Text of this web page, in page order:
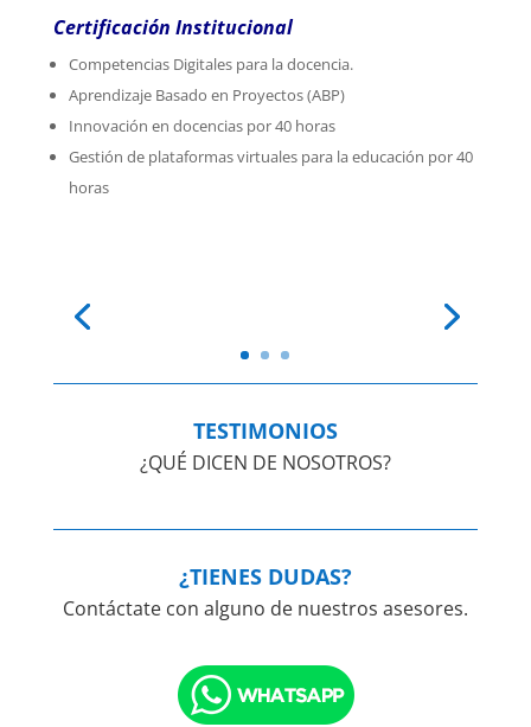
Certificación Institucional
Competencias Digitales para la docencia.
Aprendizaje Basado en Proyectos (ABP)
Innovación en docencias por 40 horas
Gestión de plataformas virtuales para la educación por 40
horas
TESTIMONIOS
¿QUÉ DICEN DE NOSOTROS?
¿TIENES DUDAS?
Contáctate con alguno de nuestros asesores.